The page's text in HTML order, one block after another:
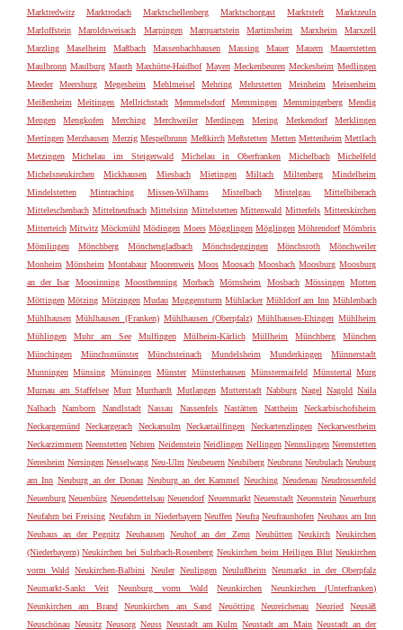
Marktredwitz
Marktrodach Marktschellenberg Marktschorgast Marktsteft
Marktzeuln
Marloffstein
Maroldsweisach Marpingen Marquartstein Martinsheim Marxheim
Marxzell
Marzling
Maselheim Maßbach Massenbachhausen Massing Mauer Mauern
Mauerstetten
Maulbronn Maulburg Mauth Maxhütte-Haidhof Mayen Meckenbeuren Meckesheim Medlingen
Meeder
Meersburg Megesheim Mehlmeisel Mehring Mehrstetten Meinheim
Meisenheim
Meißenheim
Meitingen Mellrichstadt Memmelsdorf Memmingen Memmingerberg
Mendig
Mengen
Mengkofen Merching Merchweiler Merdingen Mering Merkendorf
Merklingen
Mertingen Merzhausen Merzig Mespelbrunn Meßkirch Meßstetten Metten Mettenheim Mettlach
Metzingen
Michelau im Steigerwald Michelau in Oberfranken Michelbach
Michelfeld
Michelsneukirchen
Mickhausen Miesbach Mietingen Miltach Miltenberg
Mindelheim
Mindelstetten
Mintraching Missen-Wilhams Mistelbach Mistelgau
Mittelbiberach
Mitteleschenbach Mittelneufnach Mittelsinn Mittelstetten Mittenwald Mitterfels Mitterskirchen
Mitterteich Mitwitz Möckmühl Mödingen Moers Mögglingen Möglingen Möhrendorf Mömbris
Mömlingen
Mönchberg Mönchengladbach Mönchsdeggingen Mönchsroth
Mönchweiler
Monheim Mönsheim Montabaur Moorenweis Moos Moosach Moosbach Moosburg Moosburg
an der Isar
Moosinning Moosthenning Morbach Mörnsheim Mosbach Mössingen Motten
Möttingen Mötzing Mötzingen Mudau Muggensturm Mühlacker Mühldorf am Inn Mühlenbach
Mühlhausen Mühlhausen (Franken) Mühlhausen (Oberpfalz) Mühlhausen-Ehingen Mühlheim
Mühlingen
Muhr am See Mulfingen Mülheim-Kärlich Müllheim Münchberg
München
Münchingen
Münchsmünster Münchsteinach Mundelsheim Munderkingen
Münnerstadt
Munningen Münsing Münsingen Münster Münsterhausen Münstermaifeld Münstertal Murg
Murnau am Staffelsee Murr Murrhardt Mutlangen Mutterstadt Nabburg Nagel Nagold Naila
Nalbach
Namborn Nandlstadt Nassau Nassenfels Nastätten Nattheim
Neckarbischofsheim
Neckargemünd Neckargerach Neckarsulm Neckartailfingen Neckartenzlingen Neckarwestheim
Neckarzimmern Neenstetten Nehren Neidenstein Neidlingen Nellingen Nennslingen Nerenstetten
Neresheim Nersingen Nesselwang Neu-Ulm Neubeuern Neubiberg Neubrunn Neubulach Neuburg
am Inn Neuburg an der Donau Neuburg an der Kammel Neuching Neudenau Neudrossenfeld
Neuenburg Neuenbürg Neuendettelsau Neuendorf Neuenmarkt Neuenstadt Neuenstein Neuerburg
Neufahrn bei Freising Neufahrn in Niederbayern Neuffen Neufra Neufraunhofen Neuhaus am Inn
Neuhaus an der Pegnitz
Neuhausen Neuhof an der Zenn Neuhütten Neukirch Neukirchen
(Niederbayern) Neukirchen bei Sulzbach-Rosenberg Neukirchen beim Heiligen Blut Neukirchen
vorm Wald Neukirchen-Balbini Neuler Neulingen Neulußheim
Neumarkt in der Oberpfalz
Neumarkt-Sankt Veit
Neunburg vorm Wald Neunkirchen
Neunkirchen (Unterfranken)
Neunkirchen am Brand
Neunkirchen am Sand Neuötting Neureichenau Neuried
Neusäß
Neuschönau Neusitz Neusorg Neuss Neustadt am Kulm Neustadt am Main Neustadt an der